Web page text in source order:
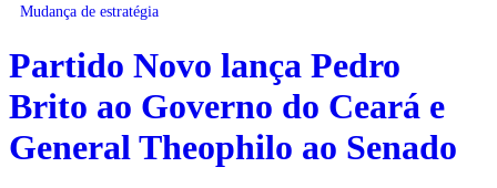
Mudança de estratégia
Partido Novo lança Pedro
Brito ao Governo do Ceará e
General Theophilo ao Senado